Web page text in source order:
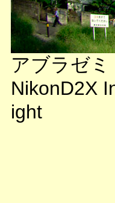
アブラゼミ
NikonD2X
ight